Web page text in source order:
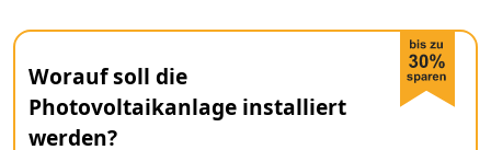
Worauf soll die
Photovoltaikanlage installiert
werden?